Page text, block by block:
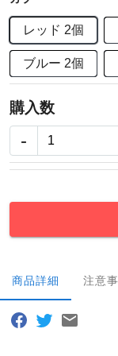
レッド 2個
ブルー 2個
購入数
-
商品詳細 注意